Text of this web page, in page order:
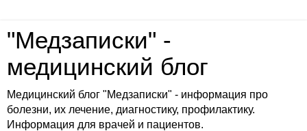
"Медзаписки" -
медицинский блог
Медицинский блог "Медзаписки" - информация про
болезни, их лечение, диагностику, профилактику.
Информация для врачей и пациентов.